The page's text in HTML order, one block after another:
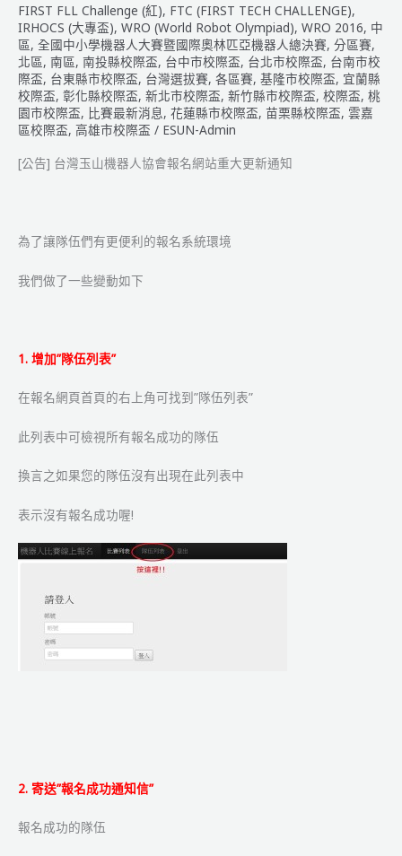
器
人
大
賽
足
球
比
FIRST FLL Challenge (紅), FTC (FIRST TECH CHALLENGE),
IRHOCS (大專盃), WRO (World Robot Olympiad), WRO 2016, 中
區, 全國中小學機器人大賽暨國際奧林匹亞機器人總決賽, 分區賽,
北區, 南區, 南投縣校際盃, 台中市校際盃, 台北市校際盃, 台南市校
際盃, 台東縣市校際盃, 台灣選拔賽, 各區賽, 基隆市校際盃, 宜蘭縣
校際盃, 彰化縣校際盃, 新北市校際盃, 新竹縣市校際盃, 校際盃, 桃
園市校際盃, 比賽最新消息, 花蓮縣市校際盃, 苗栗縣校際盃, 雲嘉
區校際盃, 高雄市校際盃 / ESUN-Admin
[公告] 台灣玉山機器人協會報名網站重大更新通知
為了讓隊伍們有更便利的報名系統環境
我們做了一些變動如下
1. 增加”隊伍列表”
在報名網頁首頁的右上角可找到”隊伍列表”
此列表中可檢視所有報名成功的隊伍
換言之如果您的隊伍沒有出現在此列表中
表示沒有報名成功喔!
2. 寄送”報名成功通知信”
報名成功的隊伍